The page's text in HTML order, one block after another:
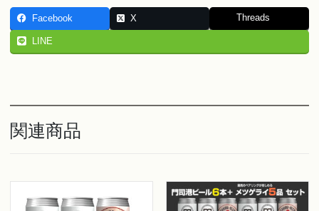
Facebook X Threads
LINE
関連商品